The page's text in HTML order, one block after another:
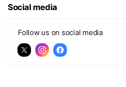
e
Social media
Follow us on social media